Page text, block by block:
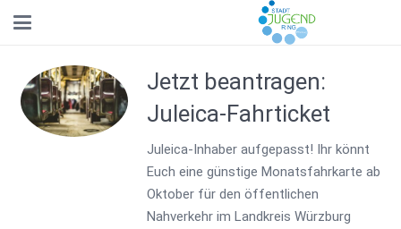
Jetzt beantragen:
Juleica-Fahrticket
Juleica-Inhaber aufgepasst! Ihr könnt
Euch eine günstige Monatsfahrkarte ab
Oktober für den öffentlichen
Nahverkehr im Landkreis Würzburg